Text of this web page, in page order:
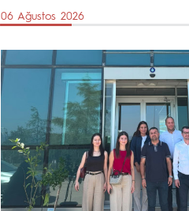
06 Ağustos 2026